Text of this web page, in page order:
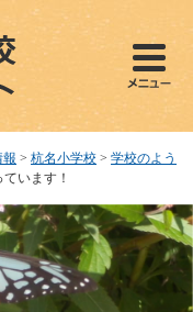
報 > 杭名小学校 > 学校のよう
います！